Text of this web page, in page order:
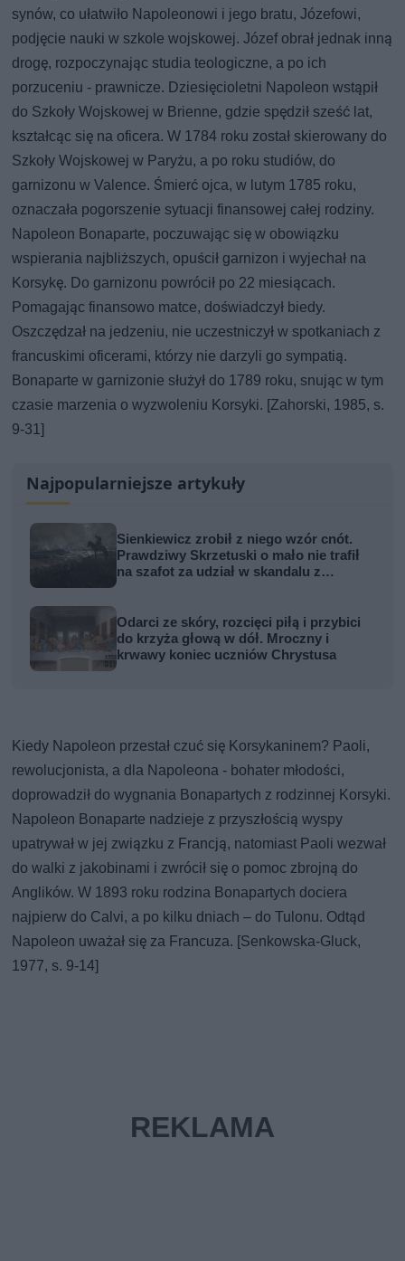
synów, co ułatwiło Napoleonowi i jego bratu, Józefowi,
podjęcie nauki w szkole wojskowej. Józef obrał jednak inną
drogę, rozpoczynając studia teologiczne, a po ich
porzuceniu - prawnicze. Dziesięcioletni Napoleon wstąpił
do Szkoły Wojskowej w Brienne, gdzie spędził sześć lat,
kształcąc się na oficera. W 1784 roku został skierowany do
Szkoły Wojskowej w Paryżu, a po roku studiów, do
garnizonu w Valence. Śmierć ojca, w lutym 1785 roku,
oznaczała pogorszenie sytuacji finansowej całej rodziny.
Napoleon Bonaparte, poczuwając się w obowiązku
wspierania najbliższych, opuścił garnizon i wyjechał na
Korsykę. Do garnizonu powrócił po 22 miesiącach.
Pomagając finansowo matce, doświadczył biedy.
Oszczędzał na jedzeniu, nie uczestniczył w spotkaniach z
francuskimi oficerami, którzy nie darzyli go sympatią.
Bonaparte w garnizonie służył do 1789 roku, snując w tym
czasie marzenia o wyzwoleniu Korsyki. [Zahorski, 1985, s.
9-31]
Najpopularniejsze artykuły
Sienkiewicz zrobił z niego wzór cnót.
Prawdziwy Skrzetuski o mało nie trafił
na szafot za udział w skandalu z
Odarci ze skóry, rozcięci piłą i przybici
do krzyża głową w dół. Mroczny i
krwawy koniec uczniów Chrystusa
Kiedy Napoleon przestał czuć się Korsykaninem? Paoli,
rewolucjonista, a dla Napoleona - bohater młodości,
doprowadził do wygnania Bonapartych z rodzinnej Korsyki.
Napoleon Bonaparte nadzieje z przyszłością wyspy
upatrywał w jej związku z Francją, natomiast Paoli wezwał
do walki z jakobinami i zwrócił się o pomoc zbrojną do
Anglików. W 1893 roku rodzina Bonapartych dociera
najpierw do Calvi, a po kilku dniach – do Tulonu. Odtąd
Napoleon uważał się za Francuza. [Senkowska-Gluck,
1977, s. 9-14]